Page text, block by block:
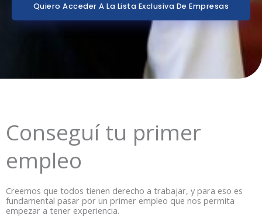
Quiero Acceder A La Lista Exclusiva De Empresas
Conseguí tu primer
empleo
Creemos que todos tienen derecho a trabajar, y para eso es
fundamental pasar por un primer empleo que nos permita
empezar a tener experiencia.